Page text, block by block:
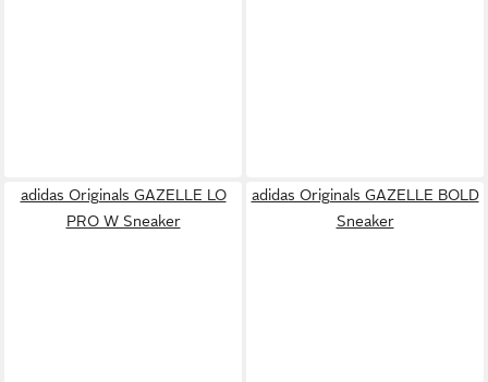
adidas Originals GAZELLE LO
PRO W Sneaker
adidas Originals GAZELLE BOLD
Sneaker